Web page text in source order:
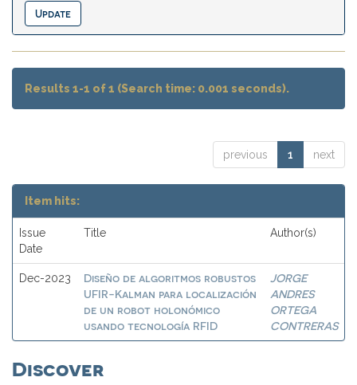
Results 1-1 of 1 (Search time: 0.001 seconds).
previous 1 next
Item hits:
Issue
Date
Title Author(s)
Dec-2023
Diseño de algoritmos robustos
UFIR-Kalman para localización
de un robot holonómico
usando tecnología RFID
JORGE
ANDRES
ORTEGA
CONTRERAS
Discover